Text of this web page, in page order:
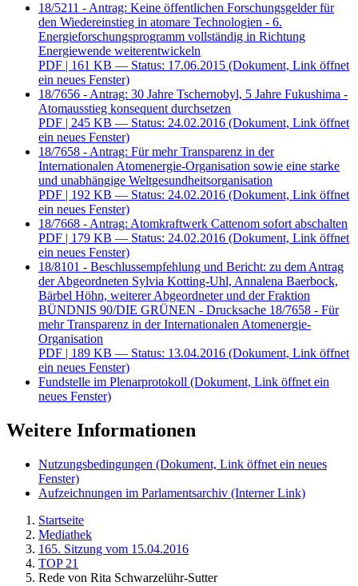
18/5211 - Antrag: Keine öffentlichen Forschungsgelder für
den Wiedereinstieg in atomare Technologien - 6.
Energieforschungsprogramm vollständig in Richtung
Energiewende weiterentwickeln
PDF | 161 KB — Status: 17.06.2015 (Dokument, Link öffnet
ein neues Fenster)
18/7656 - Antrag: 30 Jahre Tschernobyl, 5 Jahre Fukushima -
Atomausstieg konsequent durchsetzen
PDF | 245 KB — Status: 24.02.2016 (Dokument, Link öffnet
ein neues Fenster)
18/7658 - Antrag: Für mehr Transparenz in der
Internationalen Atomenergie-Organisation sowie eine starke
und unabhängige Weltgesundheitsorganisation
PDF | 192 KB — Status: 24.02.2016 (Dokument, Link öffnet
ein neues Fenster)
18/7668 - Antrag: Atomkraftwerk Cattenom sofort abschalten
PDF | 179 KB — Status: 24.02.2016 (Dokument, Link öffnet
ein neues Fenster)
18/8101 - Beschlussempfehlung und Bericht: zu dem Antrag
der Abgeordneten Sylvia Kotting-Uhl, Annalena Baerbock,
Bärbel Höhn, weiterer Abgeordneter und der Fraktion
BÜNDNIS 90/DIE GRÜNEN - Drucksache 18/7658 - Für
mehr Transparenz in der Internationalen Atomenergie-
Organisation
PDF | 189 KB — Status: 13.04.2016 (Dokument, Link öffnet
ein neues Fenster)
Fundstelle im Plenarprotokoll (Dokument, Link öffnet ein
neues Fenster)
Weitere Informationen
Nutzungsbedingungen (Dokument, Link öffnet ein neues
Fenster)
Aufzeichnungen im Parlamentsarchiv (Interner Link)
Startseite
Mediathek
165. Sitzung vom 15.04.2016
TOP 21
Rede von Rita Schwarzelühr-Sutter